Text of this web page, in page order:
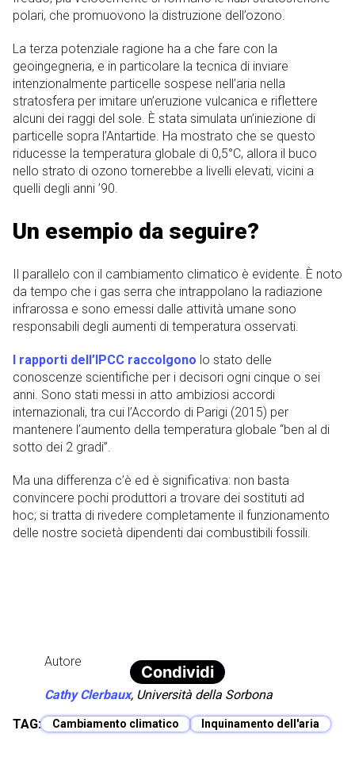
polari, che promuovono la distruzione dell’ozono.
La terza potenziale ragione ha a che fare con la
geoingegneria, e in particolare la tecnica di inviare
intenzionalmente particelle sospese nell’aria nella
stratosfera per imitare un’eruzione vulcanica e riflettere
alcuni dei raggi del sole. È stata simulata un’iniezione di
particelle sopra l’Antartide. Ha mostrato che se questo
riducesse la temperatura globale di 0,5°C, allora il buco
nello strato di ozono tornerebbe a livelli elevati, vicini a
quelli degli anni ’90.
Un esempio da seguire?
Il parallelo con il cambiamento climatico è evidente. È noto
da tempo che i gas serra che intrappolano la radiazione
infrarossa e sono emessi dalle attività umane sono
responsabili degli aumenti di temperatura osservati.
I rapporti dell’IPCC raccolgono lo stato delle
conoscenze scientifiche per i decisori ogni cinque o sei
anni. Sono stati messi in atto ambiziosi accordi
internazionali, tra cui l’Accordo di Parigi (2015) per
mantenere l’aumento della temperatura globale “ben al di
sotto dei 2 gradi”.
Ma una differenza c’è ed è significativa: non basta
convincere pochi produttori a trovare dei sostituti ad
hoc; si tratta di rivedere completamente il funzionamento
delle nostre società dipendenti dai combustibili fossili.
Autore
Cathy Clerbaux, Università della Sorbona
TAG:
Cambiamento climatico Inquinamento dell'aria
Condividi